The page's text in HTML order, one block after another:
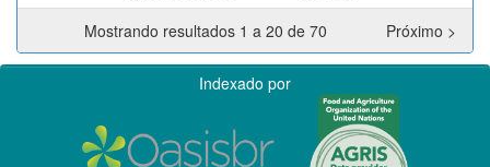
Mostrando resultados 1 a 20 de 70
Próximo >
Indexado por